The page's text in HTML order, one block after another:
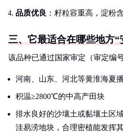
品质优良 ：籽粒容重高，淀粉
三、它最适合在哪些地方“
该品种已通过国家审定（审定编
河南、山东、河北等黄淮海夏
积温≥2800℃的中高产田块
排水良好的沙壤土或黏壤土区
洼易涝地块，合理密植能发挥